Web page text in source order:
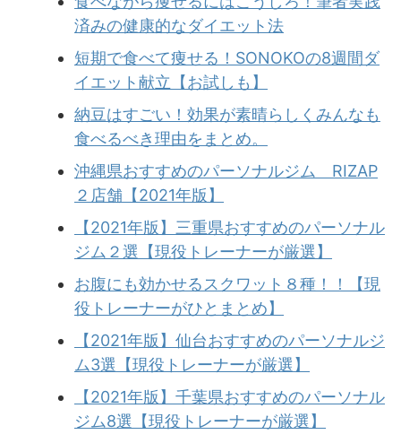
済みの健康的なダイエット法
短期で食べて痩せる！SONOKOの8週間ダ
イエット献立【お試しも】
納豆はすごい！効果が素晴らしくみんなも
食べるべき理由をまとめ。
沖縄県おすすめのパーソナルジム RIZAP
２店舗【2021年版】
【2021年版】三重県おすすめのパーソナル
ジム２選【現役トレーナーが厳選】
お腹にも効かせるスクワット８種！！【現
役トレーナーがひとまとめ】
【2021年版】仙台おすすめのパーソナルジ
ム3選【現役トレーナーが厳選】
【2021年版】千葉県おすすめのパーソナル
ジム8選【現役トレーナーが厳選】